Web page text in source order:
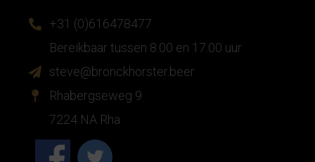
+31 (0)616478477
Bereikbaar tussen 8.00 en 17.00 uur
steve@bronckhorster.beer
Rhabergseweg 9
7224 NA Rha